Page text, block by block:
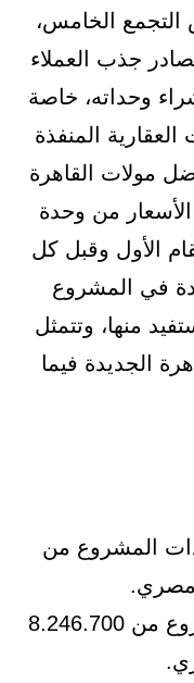
الخامس،
جذب العملاء
وحداته، خاصة
المنفذة
مولات القاهرة
من وحدة
الأول وقبل كل
في المشروع
منها، وتتمثل
الجديدة فيما
المشروع من
تبدأ أسعار وحدات المشروع من 8.246.700